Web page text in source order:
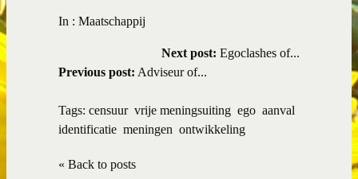
In : Maatschappij
Next post: Egoclashes of...
Previous post: Adviseur of...
Tags: censuur vrije meningsuiting ego aanval
identificatie meningen ontwikkeling
« Back to posts